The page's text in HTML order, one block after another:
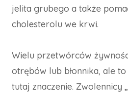
jelita grubego a także
cholesterolu we krwi.
Wielu przetwórców
otrębów lub błonnika, ale to
tutaj znaczenie. Zwolennicy